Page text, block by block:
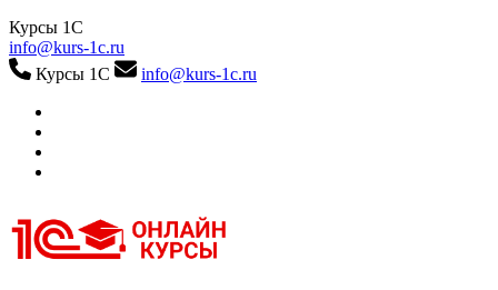
Курсы 1С
info@kurs-1c.ru
Курсы 1С
info@kurs-1c.ru